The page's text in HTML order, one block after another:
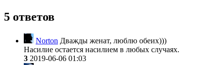
5 ответов
Norton Дважды женат, люблю обеих)))
Насилие остается насилием в любых случаях.
3 2019-06-06 01:03